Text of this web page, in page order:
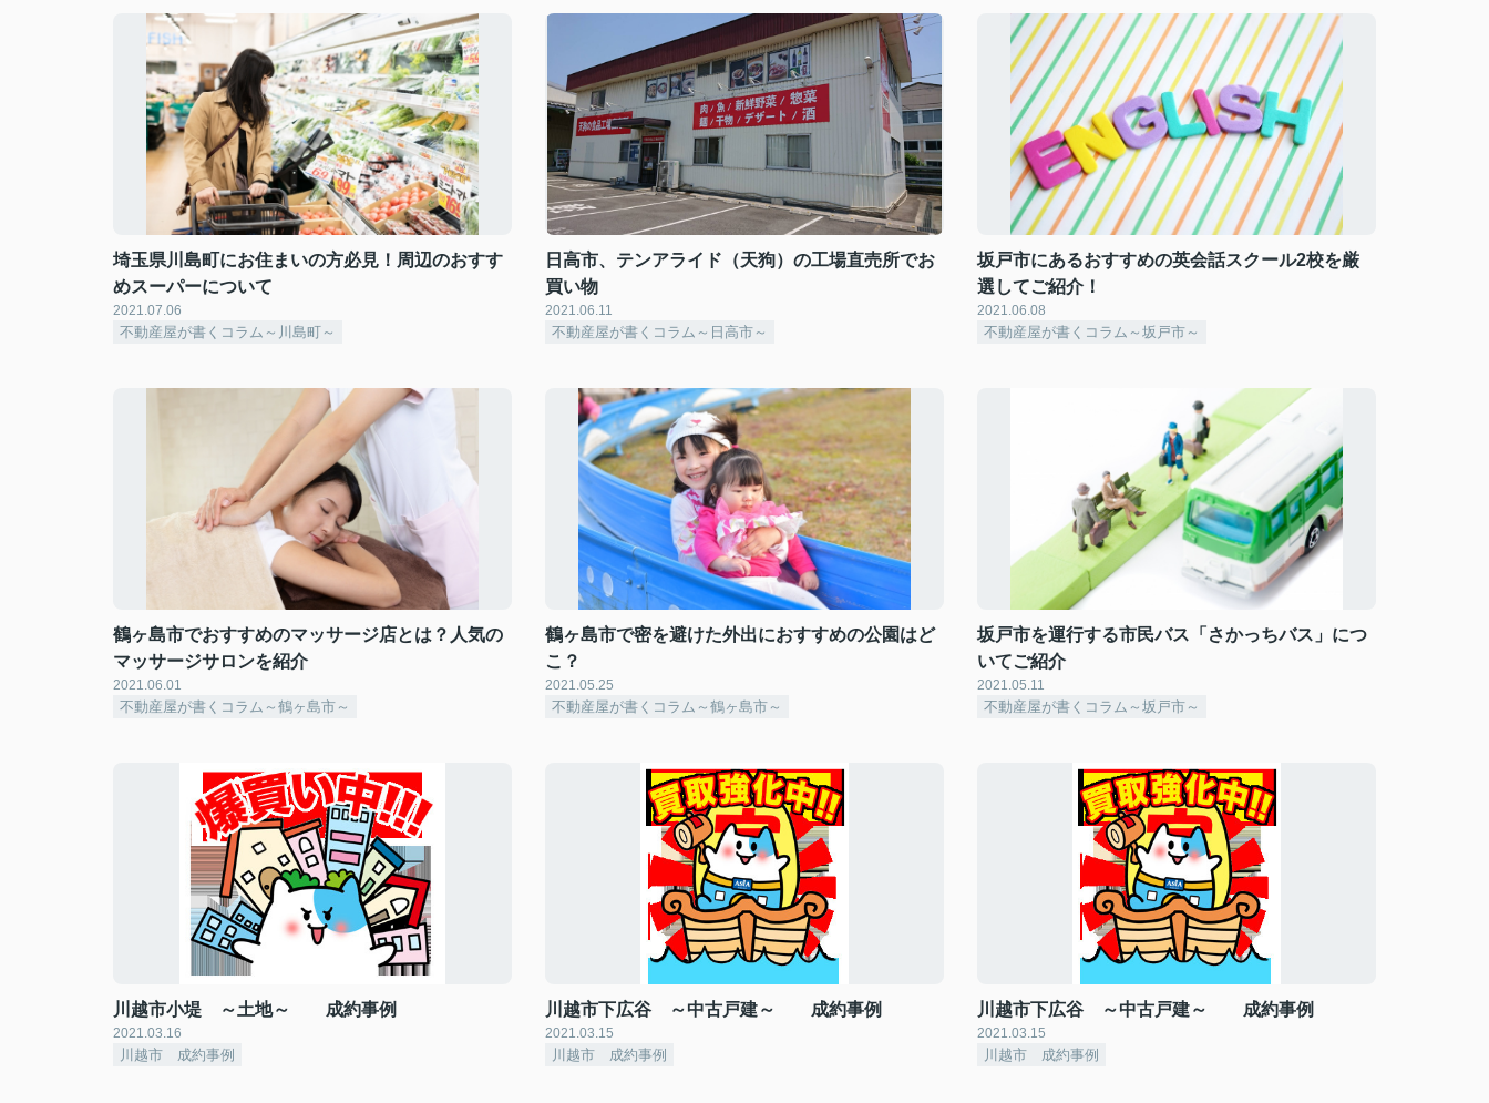
埼玉県川島町にお住まいの方必見！周辺のおすす
めスーパーについて
2021.07.06
不動産屋が書くコラム～川島町～
日高市、テンアライド（天狗）の工場直売所でお
買い物
2021.06.11
不動産屋が書くコラム～日高市～
坂戸市にあるおすすめの英会話スクール2校を厳
選してご紹介！
2021.06.08
不動産屋が書くコラム～坂戸市～
鶴ヶ島市でおすすめのマッサージ店とは？人気の
マッサージサロンを紹介
2021.06.01
不動産屋が書くコラム～鶴ヶ島市～
鶴ヶ島市で密を避けた外出におすすめの公園はど
こ？
2021.05.25
不動産屋が書くコラム～鶴ヶ島市～
坂戸市を運行する市民バス「さかっちバス」につ
いてご紹介
2021.05.11
不動産屋が書くコラム～坂戸市～
川越市小堤 ～土地～ 成約事例
2021.03.16
川越市 成約事例
川越市下広谷 ～中古戸建～ 成約事例
2021.03.15
川越市 成約事例
川越市下広谷 ～中古戸建～ 成約事例
2021.03.15
川越市 成約事例